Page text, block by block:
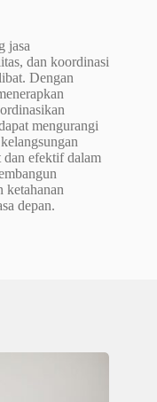
jasa
dan koordinasi
Dengan
mengurangi
dan efektif dalam
ketahanan
depan.